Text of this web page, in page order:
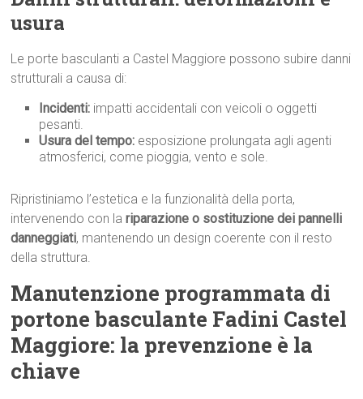
usura
Le porte basculanti a Castel Maggiore possono subire danni
strutturali a causa di:
Incidenti: impatti accidentali con veicoli o oggetti
pesanti.
Usura del tempo: esposizione prolungata agli agenti
atmosferici, come pioggia, vento e sole.
Ripristiniamo l’estetica e la funzionalità della porta,
intervenendo con lariparazione o sostituzione dei pannelli
danneggiati, mantenendo un design coerente con il resto
della struttura.
Manutenzione programmata di
portone basculante Fadini Castel
Maggiore: la prevenzione è la
chiave